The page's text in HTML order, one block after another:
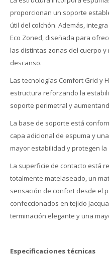
proporcionan un soporte
útil del colchón. Además,
Eco Zoned, diseñada para
las distintas zonas del cuerpo
descanso.
Las tecnologías Comfort Grid y
estructura reforzando la
soporte perimetral y
La base de soporte está
capa adicional de espuma y
mayor estabilidad y protegen
La superficie de contacto está
totalmente matelaseado, un
sensación de confort desde el
confeccionados en tejido
terminación elegante y una
Especificaciones técnicas